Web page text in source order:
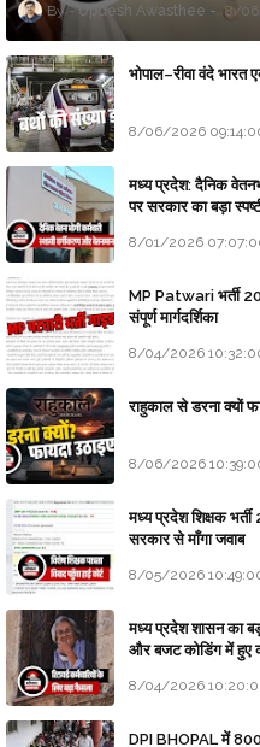
Updesh Awasthee 8/
भोपाल–रीवा वंदे भारत
8/06/2026
मध्य प्रदेश: दैनिक
पर सरकार का बड़ा
8/01/2026
MP Patwari भर्ती
संपूर्ण मार्गदर्शिका
8/04/2026
राहुकाल से डरना क्यों
8/06/2026
मध्य प्रदेश शिक्षक भर्ती
सरकार से माँगा जवाब
8/05/2026
मध्य प्रदेश शासन का
और बजट कोडिंग में हुए
8/04/2026
DPI BHOPAL में